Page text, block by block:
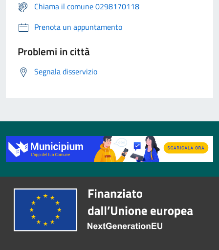
Chiama il comune 0298170118
Prenota un appuntamento
Problemi in città
Segnala disservizio